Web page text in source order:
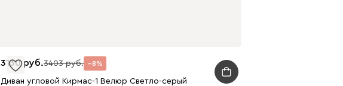
3130 3403 8
Диван угловой Кирмас-1 Велюр Светло-серый